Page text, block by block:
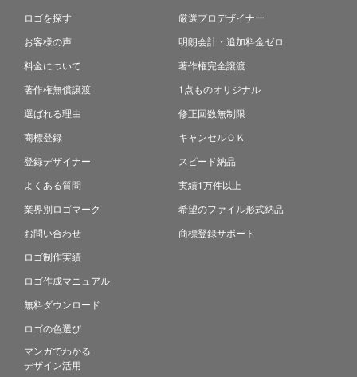
ロゴを探す
お客様の声
料金について
著作権無償譲渡
選ばれる理由
商標登録
登録デザイナー
よくある質問
業界別ロゴマーク
お問い合わせ
ロゴ制作実績
ロゴ作成マニュアル
無料ダウンロード
ロゴの色選び
マンガでわかる
デザイン活用
厳選プロデザイナー
明朗会計・追加料金ゼロ
著作権完全譲渡
1点ものオリジナル
修正回数無制限
キャンセルＯＫ
スピード納品
実績1万件以上
希望のファイル形式納品
商標登録サポート